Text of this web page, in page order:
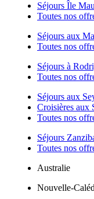
Séjours Île
Toutes nos
Séjours aux
Toutes nos
Séjours à
Toutes nos
Séjours aux
Croisières aux
Toutes nos
Séjours
Toutes nos
Australie
Nouvelle-